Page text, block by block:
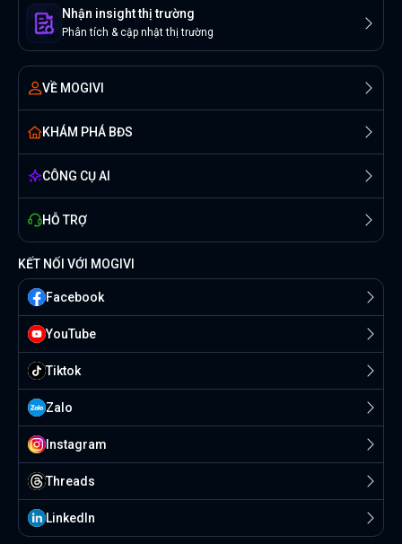
Nhận insight thị trường
Phân tích & cập nhật thị trường
VỀ MOGIVI
KHÁM PHÁ BĐS
CÔNG CỤ AI
HỖ TRỢ
KẾT NỐI VỚI MOGIVI
Facebook
YouTube
Tiktok
Zalo
Instagram
Threads
Linkedln